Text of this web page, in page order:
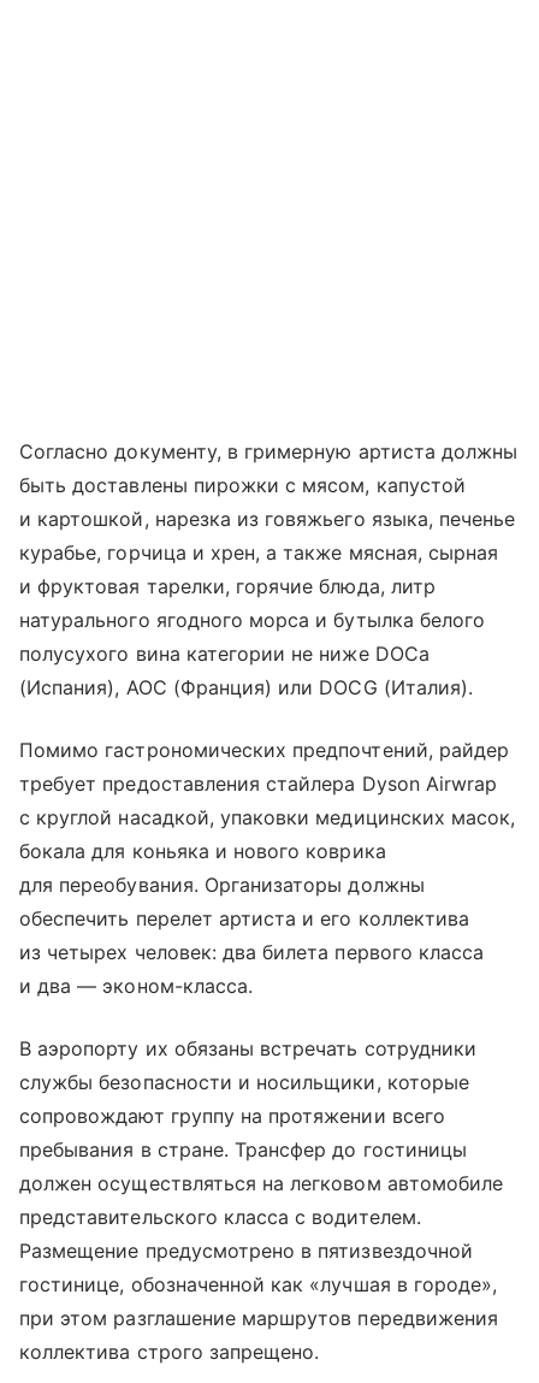
Согласно документу, в гримерную артиста должны
быть доставлены пирожки с мясом, капустой
и картошкой, нарезка из говяжьего языка, печенье
курабье, горчица и хрен, а также мясная, сырная
и фруктовая тарелки, горячие блюда, литр
натурального ягодного морса и бутылка белого
полусухого вина категории не ниже DOCa
(Испания), AOC (Франция) или DOCG (Италия).
Помимо гастрономических предпочтений, райдер
требует предоставления стайлера Dyson Airwrap
с круглой насадкой, упаковки медицинских масок,
бокала для коньяка и нового коврика
для переобувания. Организаторы должны
обеспечить перелет артиста и его коллектива
из четырех человек: два билета первого класса
и два — эконом-класса.
В аэропорту их обязаны встречать сотрудники
службы безопасности и носильщики, которые
сопровождают группу на протяжении всего
пребывания в стране. Трансфер до гостиницы
должен осуществляться на легковом автомобиле
представительского класса с водителем.
Размещение предусмотрено в пятизвездочной
гостинице, обозначенной как «лучшая в городе»,
при этом разглашение маршрутов передвижения
коллектива строго запрещено.